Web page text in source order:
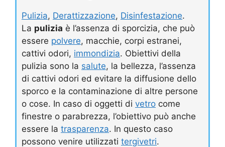
Pulizia, Derattizzazione, Disinfestazione.
La pulizia è l’assenza di sporcizia, che può
essere polvere, macchie, corpi estranei,
cattivi odori, immondizia. Obiettivi della
pulizia sono la salute, la bellezza, l’assenza
di cattivi odori ed evitare la diffusione dello
sporco e la contaminazione di altre persone
o cose. In caso di oggetti di vetro come
finestre o parabrezza, l’obiettivo può anche
essere la trasparenza. In questo caso
possono venire utilizzati tergivetri.